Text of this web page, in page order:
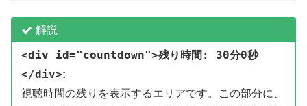
解説
<div id="countdown">残り時間: 30分0秒
</div>:
視聴時間の残りを表示するエリアです。この部分に、